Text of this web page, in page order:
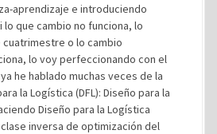
aprendizaje e introduciendo
que cambio no funciona, lo
o lo cambio
lo voy perfeccionando con el
he hablado muchas veces de la
la Logística (DFL): Diseño para la
Diseño para la Logística
inversa de optimización del